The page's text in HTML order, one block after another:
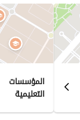
المؤسسات
التعليمية